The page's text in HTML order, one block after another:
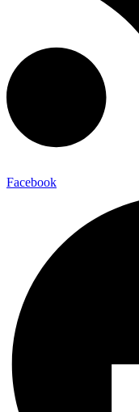
Facebook